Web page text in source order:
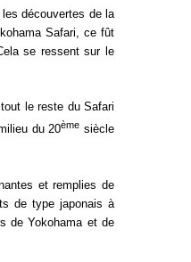
découvertes de la
Safari, ce fût
se ressent sur le
le reste du Safari
du 20ème siècle
et remplies de
de type japonais à
de Yokohama et de